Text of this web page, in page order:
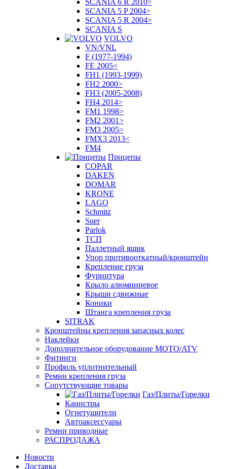
SCANIA 6 R 2010>
SCANIA 5 P 2004>
SCANIA 5 R 2004>
SCANIA S
VOLVO
VN/VNL
F (1977-1994)
FE 2005<
FH1 (1993-1999)
FH2 2000>
FH3 (2005-2008)
FH4 2014>
FM1 1998>
FM2 2001>
FM3 2005>
FMX3 2013<
FM4
Прицепы
COPAR
DAKEN
DOMAR
KRONE
LAGO
Schmitz
Suer
Parlok
ТСП
Паллетный ящик
Упор противооткатный/кронштейн
Крепление груза
Фурнитура
Крыло алюминиевое
Крыши сдвижные
Коники
Штанга крепления груза
SITRAK
Кронштейны крепления запасных колес
Наклейки
Дополнительное оборудование MOTO/ATV
Фитинги
Профиль уплотнительный
Ремни крепления груза
Сопутствующие товары
Газ/Плиты/Горелки
Канистры
Огнетушители
Автоаксессуары
Ремни приводные
РАСПРОДАЖА
Новости
Доставка